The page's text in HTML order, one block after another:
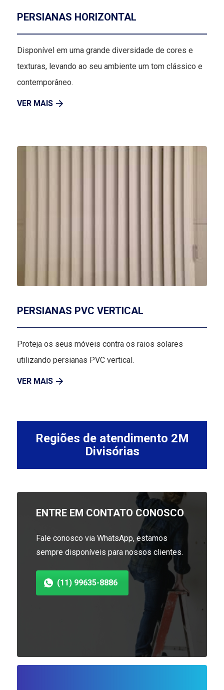
PERSIANAS HORIZONTAL
Disponível em uma grande diversidade de cores e
texturas, levando ao seu ambiente um tom clássico e
contemporâneo.
VER MAIS
PERSIANAS PVC VERTICAL
Proteja os seus móveis contra os raios solares
utilizando persianas PVC vertical.
VER MAIS
Regiões de atendimento 2M
Divisórias
ENTRE EM CONTATO CONOSCO
Fale conosco via WhatsApp, estamos
sempre disponíveis para nossos clientes.
(11) 99635-8886